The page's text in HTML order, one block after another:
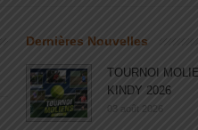
Dernières Nouvelles
TOURNOI
KINDY 2026
03 août 2026